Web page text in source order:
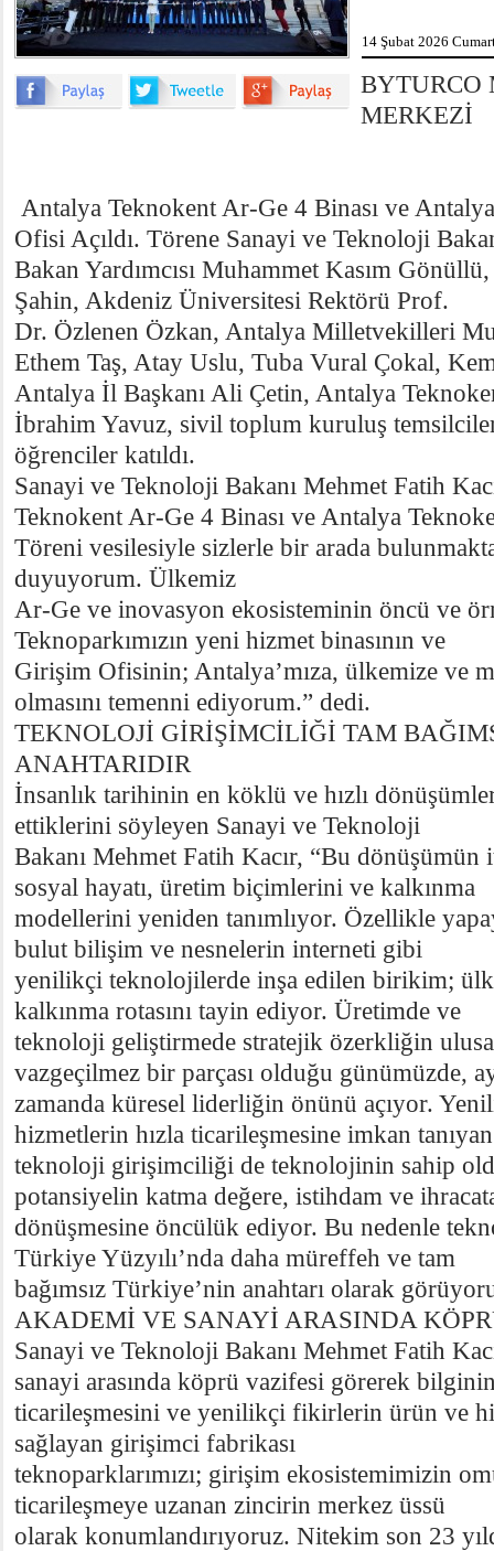
14 Şubat 2026
BYTURCO
MERKEZİ
Antalya Teknokent Ar-Ge 4 Binası ve
Ofisi Açıldı. Törene Sanayi ve Teknoloji
Bakan Yardımcısı Muhammet Kasım
Şahin, Akdeniz Üniversitesi Rektörü Prof.
Dr. Özlenen Özkan, Antalya Milletvekilleri
Ethem Taş, Atay Uslu, Tuba Vural Çokal,
Antalya İl Başkanı Ali Çetin, Antalya
İbrahim Yavuz, sivil toplum kuruluş
öğrenciler katıldı.
Sanayi ve Teknoloji Bakanı Mehmet Fatih
Teknokent Ar-Ge 4 Binası ve Antalya
Töreni vesilesiyle sizlerle bir arada
duyuyorum. Ülkemiz
Ar-Ge ve inovasyon ekosisteminin öncü ve
Teknoparkımızın yeni hizmet binasının ve
Girişim Ofisinin; Antalya’mıza, ülkemize ve
olmasını temenni ediyorum.” dedi.
TEKNOLOJİ GİRİŞİMCİLİĞİ TAM
ANAHTARIDIR
İnsanlık tarihinin en köklü ve hızlı
ettiklerini söyleyen Sanayi ve Teknoloji
Bakanı Mehmet Fatih Kacır, “Bu
sosyal hayatı, üretim biçimlerini ve kalkınma
modellerini yeniden tanımlıyor. Özellikle
bulut bilişim ve nesnelerin interneti gibi
yenilikçi teknolojilerde inşa edilen birikim;
kalkınma rotasını tayin ediyor. Üretimde ve
teknoloji geliştirmede stratejik özerkliğin
vazgeçilmez bir parçası olduğu günümüzde,
zamanda küresel liderliğin önünü açıyor.
hizmetlerin hızla ticarileşmesine imkan tanıyan
teknoloji girişimciliği de teknolojinin sahip
potansiyelin katma değere, istihdam ve
dönüşmesine öncülük ediyor. Bu nedenle
Türkiye Yüzyılı’nda daha müreffeh ve tam
bağımsız Türkiye’nin anahtarı olarak
AKADEMİ VE SANAYİ ARASINDA
Sanayi ve Teknoloji Bakanı Mehmet Fatih
sanayi arasında köprü vazifesi görerek
ticarileşmesini ve yenilikçi fikirlerin ürün ve
sağlayan girişimci fabrikası
teknoparklarımızı; girişim ekosistemimizin
ticarileşmeye uzanan zincirin merkez üssü
olarak konumlandırıyoruz. Nitekim son 23